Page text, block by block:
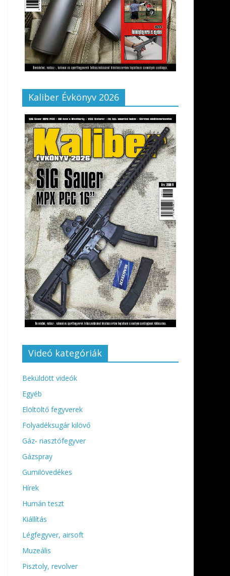
Kaliber Évkönyv 2026
Videó kategóriák
Beküldött videók
Egyéb
Elöltöltő fegyverek
Folyadéksugár kilövő
Gáz- riasztófegyver
Gázspray
Gumilövedékes
Hírek
Humán teszt
Kiállítás
Légfegyver, airsoft
Muzeális
Pisztoly, revolver